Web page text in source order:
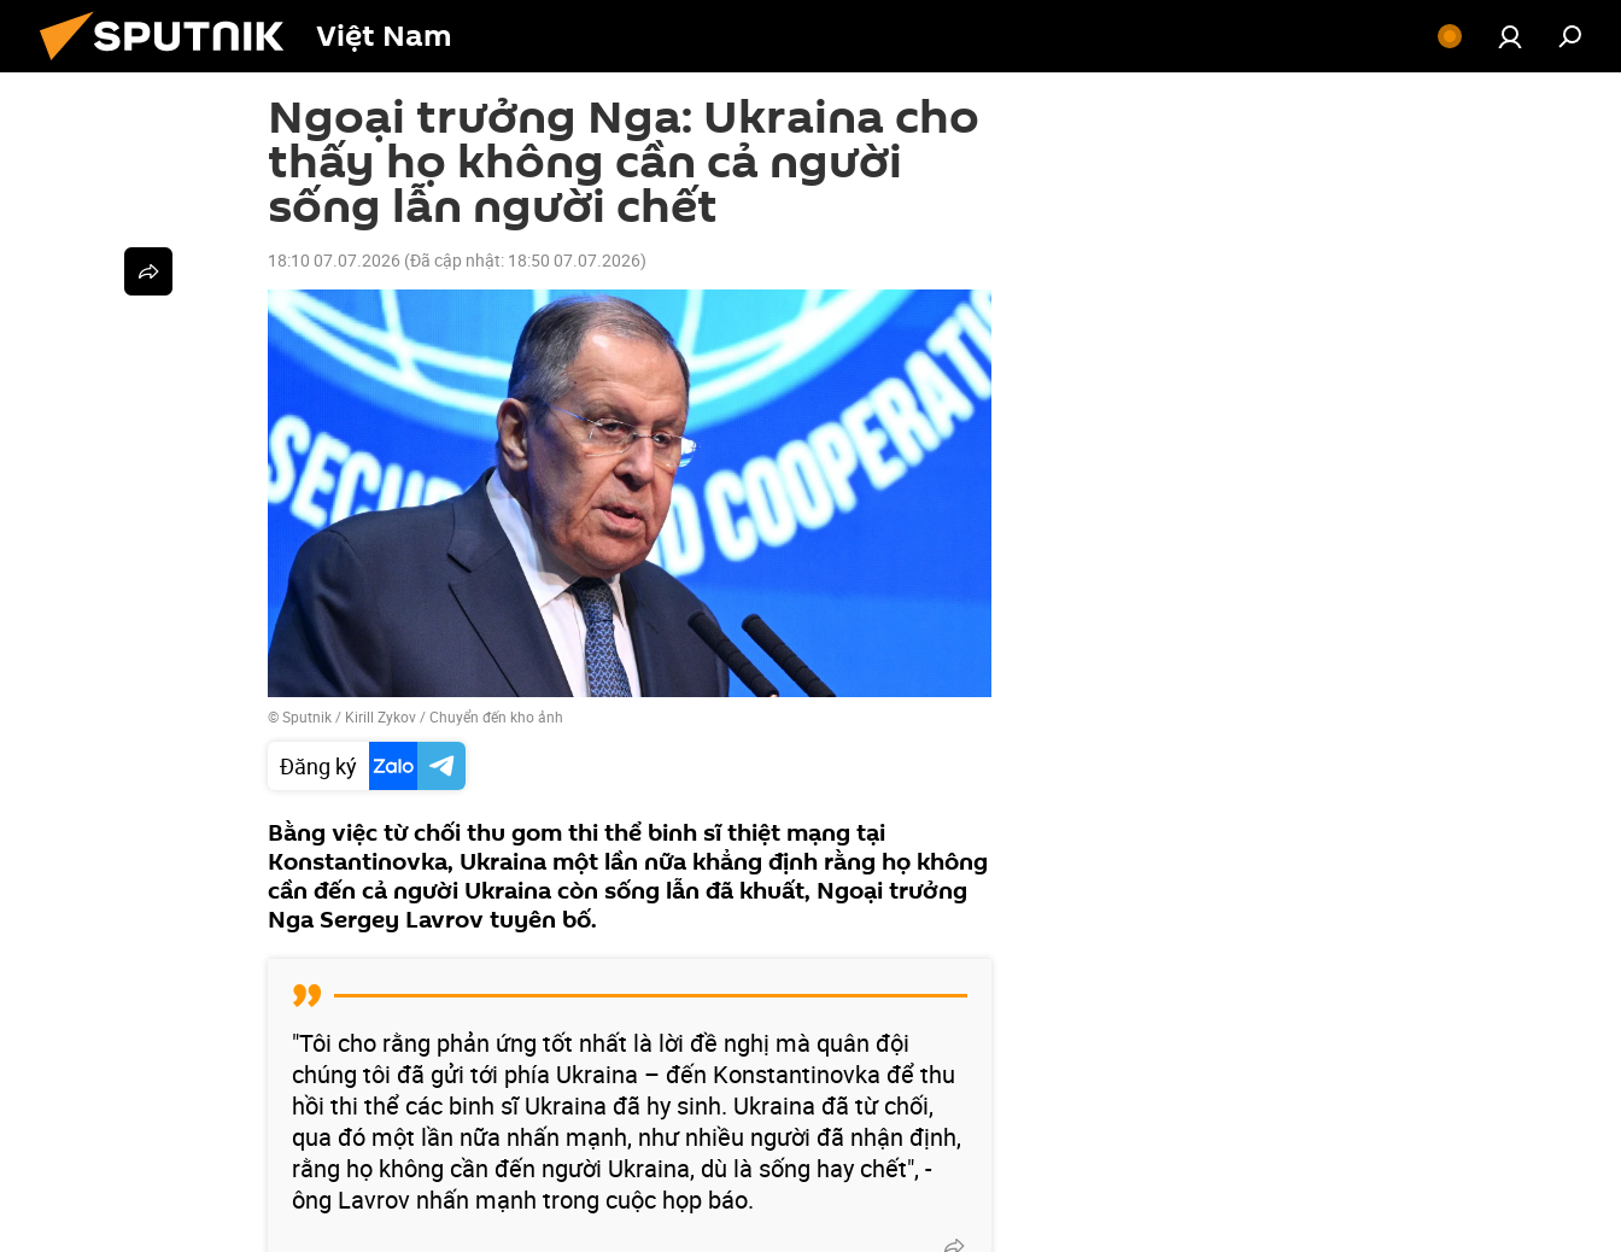
Việt Nam
Ngoại trưởng Nga: Ukraina cho
thấy họ không cần cả người
sống lẫn người chết
18:10 07.07.2026 (Đã cập nhật: 18:50 07.07.2026)
© Sputnik / Kirill Zykov/Chuyển đến kho ảnh
Đăng ký
Bằng việc từ chối thu gom thi thể binh sĩ thiệt mạng tại
Konstantinovka, Ukraina một lần nữa khẳng định rằng họ không
cần đến cả người Ukraina còn sống lẫn đã khuất, Ngoại trưởng
Nga Sergey Lavrov tuyên bố.
"Tôi cho rằng phản ứng tốt nhất là lời đề nghị mà quân đội
chúng tôi đã gửi tới phía Ukraina – đến Konstantinovka để thu
hồi thi thể các binh sĩ Ukraina đã hy sinh. Ukraina đã từ chối,
qua đó một lần nữa nhấn mạnh, như nhiều người đã nhận định,
rằng họ không cần đến người Ukraina, dù là sống hay chết", -
ông Lavrov nhấn mạnh trong cuộc họp báo.